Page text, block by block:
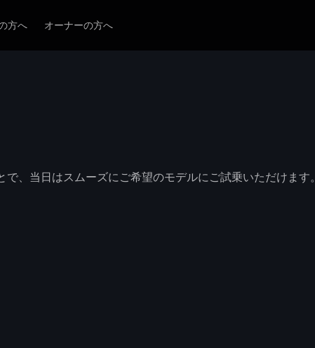
方へ オーナーの方へ
、当日はスムーズにご希望のモデルにご試乗いただけます。